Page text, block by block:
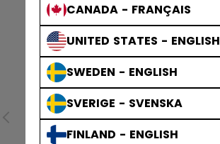
CANADA - FRANÇAIS
UNITED STATES - ENGLISH
SWEDEN - ENGLISH
SVERIGE - SVENSKA
FINLAND - ENGLISH